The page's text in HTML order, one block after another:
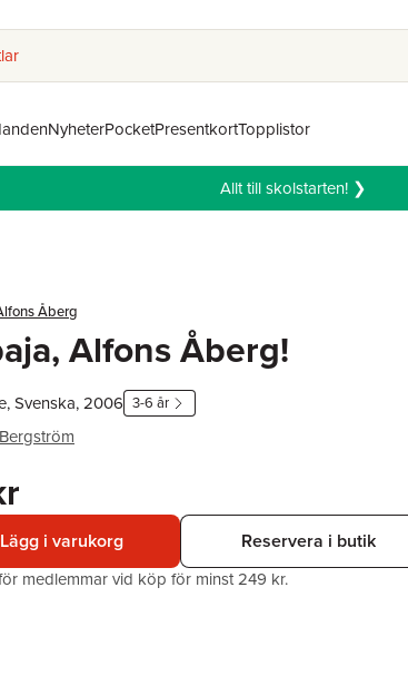
NyheterPocketPresentkortTopplistor
Allt till skolstarten! ❯
Åberg
Alfons Åberg!
Svenska, 2006 3-6 år
Lägg i varukorg Reservera i butik
medlemmar vid köp för minst 249 kr.